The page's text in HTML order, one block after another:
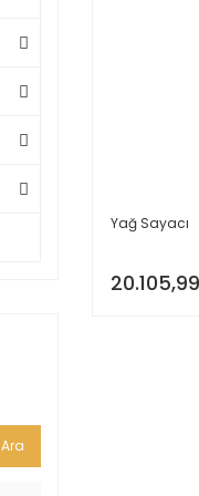
Ara
Yağ Sayacı